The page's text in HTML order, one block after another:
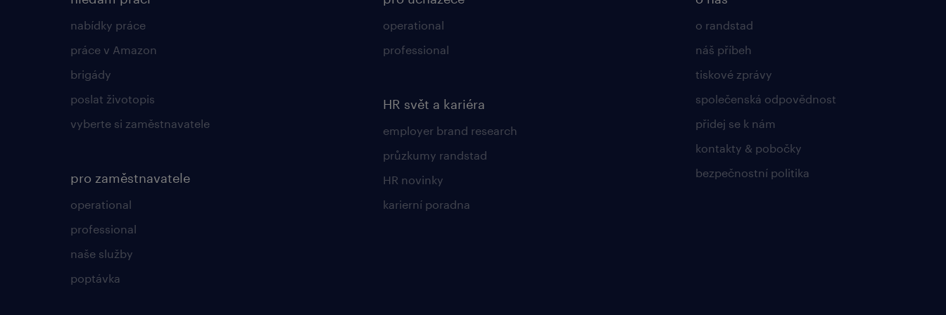
nabídky práce
práce v Amazon
brigády
poslat životopis
vyberte si zaměstnavatele
pro zaměstnavatele
operational
professional
naše služby
poptávka
operational
professional
HR svět a kariéra
employer brand research
průzkumy randstad
HR novinky
karierní poradna
o randstad
náš příbeh
tiskové zprávy
společenská odpovědnost
přidej se k nám
kontakty & pobočky
bezpečnostní politika